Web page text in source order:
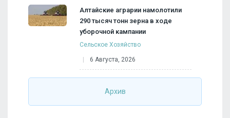
Алтайские аграрии намолотили
290 тысяч тонн зерна в ходе
уборочной кампании
Сельское Хозяйство
6 Августа, 2026
Архив